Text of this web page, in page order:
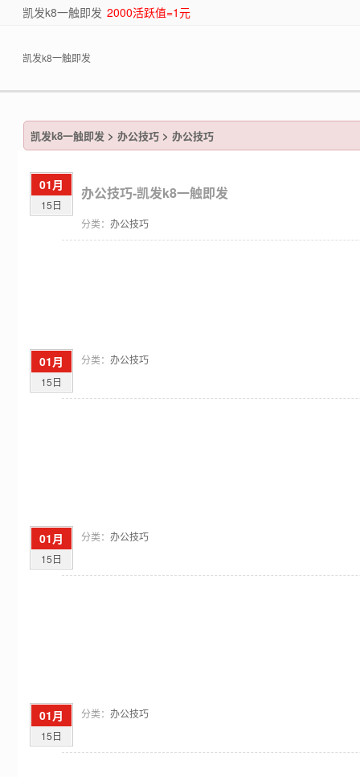
凯发k8一触即发 2000活跃值=1元
凯发k8一触即发
凯发k8一触即发> 办公技巧> 办公技巧
01月
15日
办公技巧-凯发k8一触即发
分类： 办公技巧
01月
15日
分类： 办公技巧
01月
15日
分类： 办公技巧
01月
15日
分类： 办公技巧